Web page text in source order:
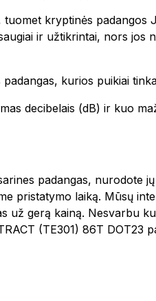
kryptinės padangos
ir užtikrintai, nors jos
kurios puikiai
decibelais (dB) ir kuo
padangas, nurodote
pristatymo laiką. Mūsų
už gerą kainą. Nesvarbu
(TE301) 86T DOT23